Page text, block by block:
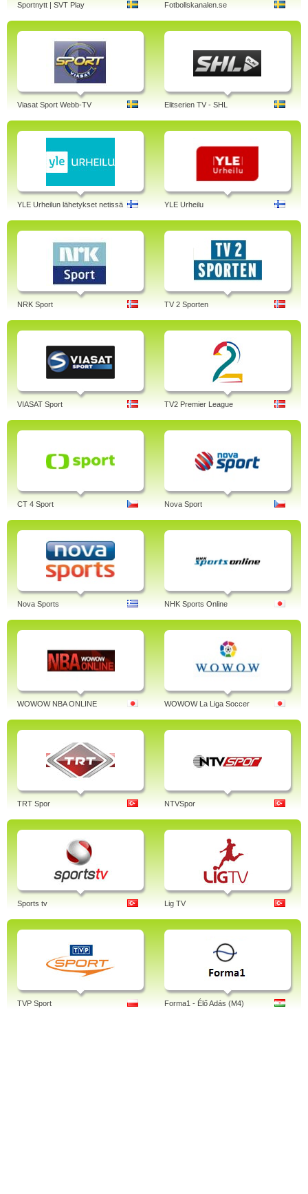
Sportnytt | SVT Play Fotbollskanalen.se
Viasat Sport Webb-TV Elitserien TV - SHL
YLE Urheilun lähetykset netissä YLE Urheilu
NRK Sport TV 2 Sporten
VIASAT Sport TV2 Premier League
CT 4 Sport Nova Sport
Nova Sports NHK Sports Online
WOWOW NBA ONLINE WOWOW La Liga Soccer
TRT Spor NTVSpor
Sports tv Lig TV
TVP Sport Forma1 - Élő Adás (M4)